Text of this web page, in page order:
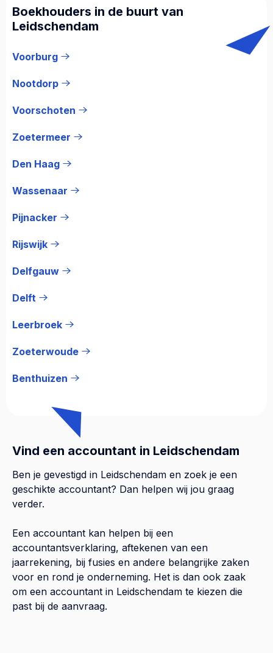
Boekhouders in de buurt van
Leidschendam
Voorburg
Nootdorp
Voorschoten
Zoetermeer
Den Haag
Wassenaar
Pijnacker
Rijswijk
Delfgauw
Delft
Leerbroek
Zoeterwoude
Benthuizen
Vind een accountant in Leidschendam
Ben je gevestigd in Leidschendam en zoek je een
geschikte accountant? Dan helpen wij jou graag
verder.
Een accountant kan helpen bij een
accountantsverklaring, aftekenen van een
jaarrekening, bij fusies en andere belangrijke zaken
voor en rond je onderneming. Het is dan ook zaak
om een accountant in Leidschendam te kiezen die
past bij de aanvraag.